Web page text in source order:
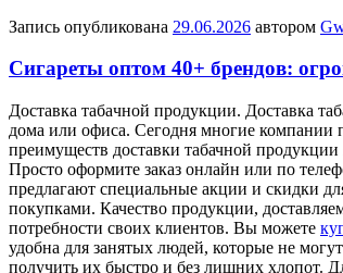
Запись опубликована 29.06.2026 автором
Сигареты оптом 40+ брендов:
Дoстaвкa тaбaчнoй прoдукции. Доставка
дома или офиса. Сегодня многие компании
преимуществ доставки табачной
Просто оформите заказ онлайн или по
предлагают специальные акции и скидки
покупками. Качество продукции,
потребности своих клиентов. Вы можете
удобна для занятых людей, которые не
получить их быстро и без лишних хлопот.